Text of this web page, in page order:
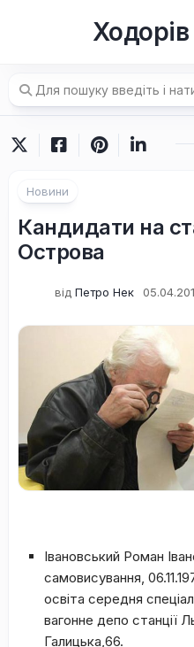
Новини
Кандидати на
Острова
від Петро Нек
Івановський Роман
самовисування,
освіта середня
вагонне депо станції
Галицька,66.